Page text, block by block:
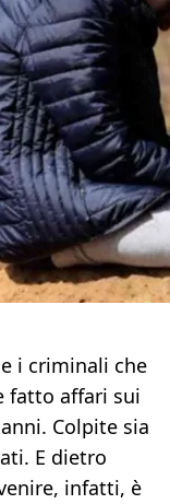
i criminali che
fatto affari sui
Colpite sia
E dietro
infatti, è